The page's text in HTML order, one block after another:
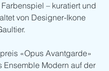
– kuratiert und
von Designer-Ikone
«Opus Avantgarde»
Ensemble Modern auf der